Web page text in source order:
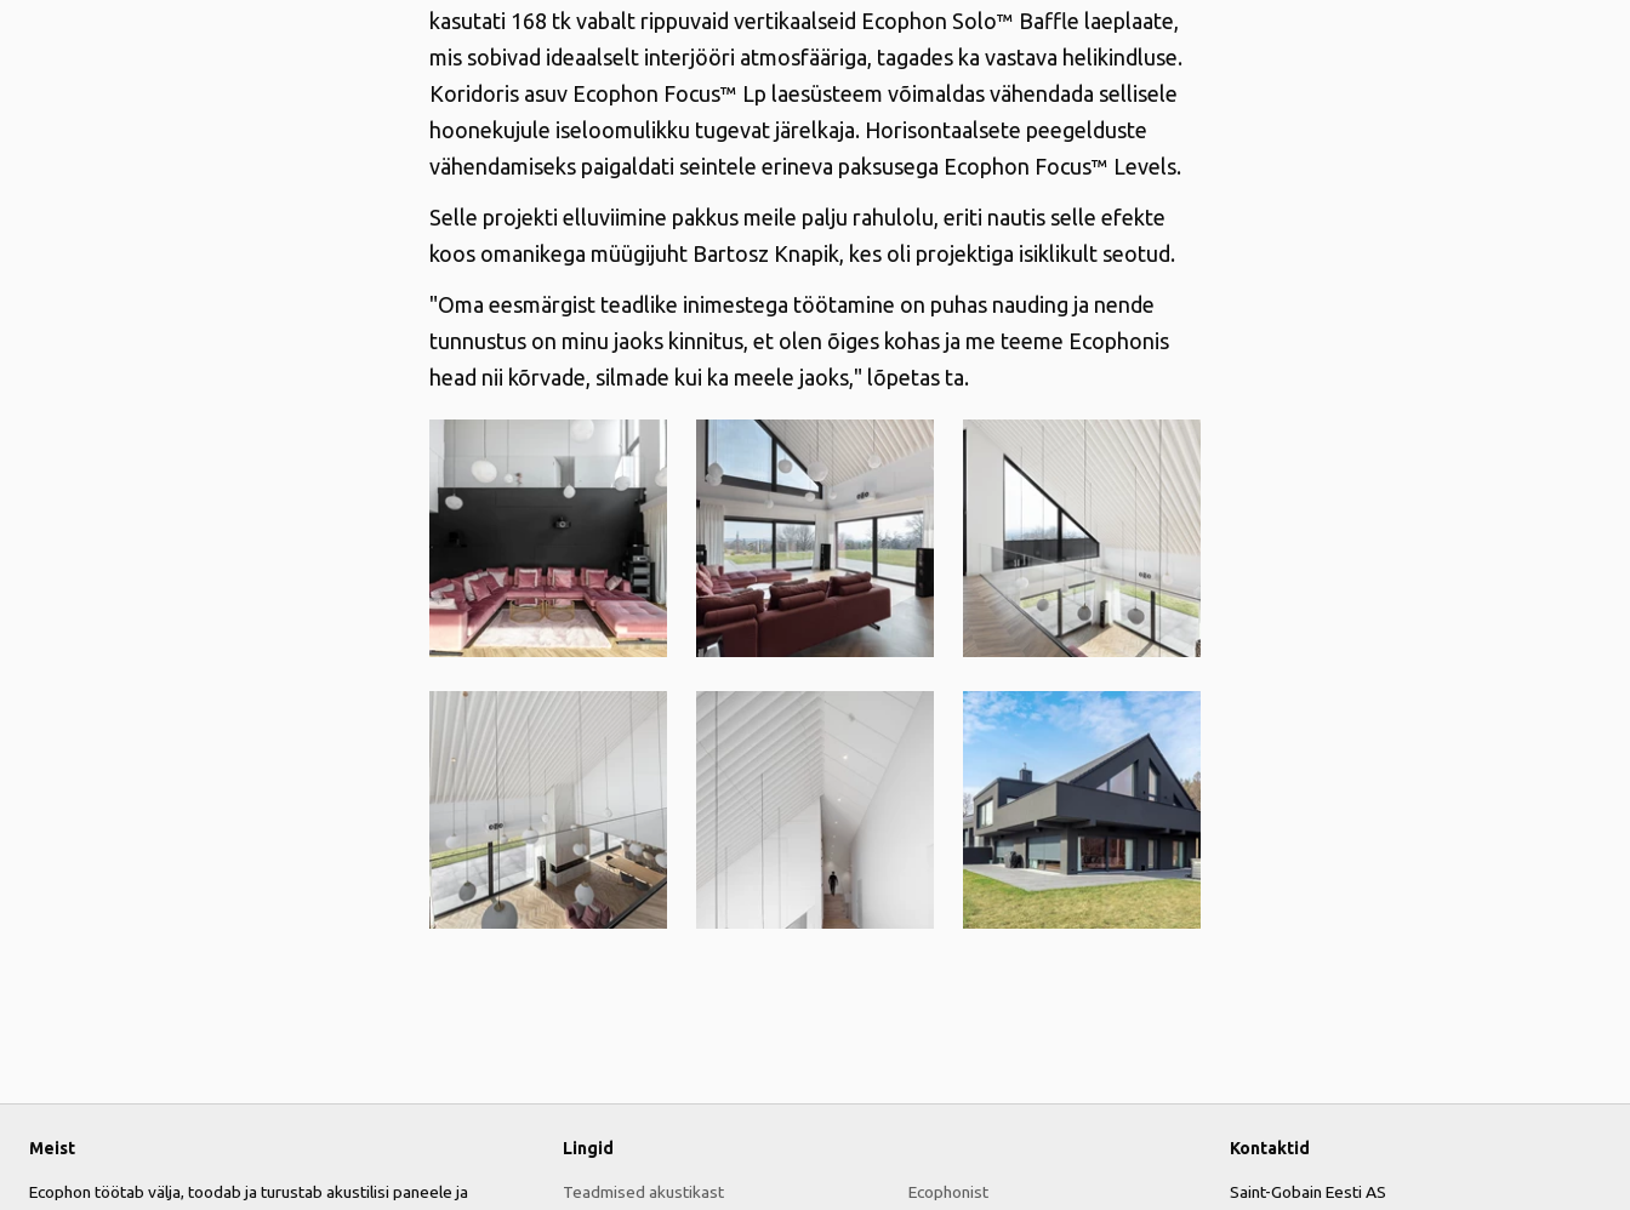
kasutati 168 tk vabalt rippuvaid vertikaalseid Ecophon Solo™ Baffle laeplaate,
mis sobivad ideaalselt interjööri atmosfääriga, tagades ka vastava helikindluse.
Koridoris asuv Ecophon Focus™ Lp laesüsteem võimaldas vähendada sellisele
hoonekujule iseloomulikku tugevat järelkaja. Horisontaalsete peegelduste
vähendamiseks paigaldati seintele erineva paksusega Ecophon Focus™ Levels.
Selle projekti elluviimine pakkus meile palju rahulolu, eriti nautis selle efekte
koos omanikega müügijuht Bartosz Knapik, kes oli projektiga isiklikult seotud.
"Oma eesmärgist teadlike inimestega töötamine on puhas nauding ja nende
tunnustus on minu jaoks kinnitus, et olen õiges kohas ja me teeme Ecophonis
head nii kõrvade, silmade kui ka meele jaoks," lõpetas ta.
Meist
Ecophon töötab välja, toodab ja turustab akustilisi paneele ja
Lingid
Teadmised akustikast Ecophonist
Kontaktid
Saint-Gobain Eesti AS